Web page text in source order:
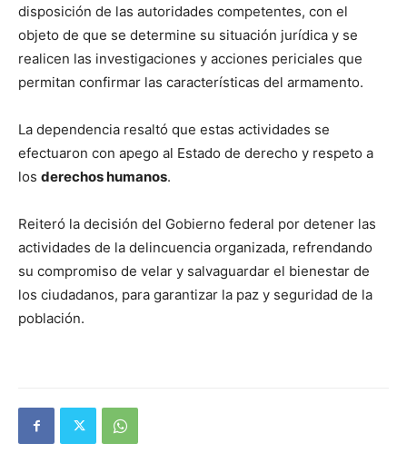
disposición de las autoridades competentes, con el
objeto de que se determine su situación jurídica y se
realicen las investigaciones y acciones periciales que
permitan confirmar las características del armamento.
La dependencia resaltó que estas actividades se
efectuaron con apego al Estado de derecho y respeto a
los derechos humanos.
Reiteró la decisión del Gobierno federal por detener las
actividades de la delincuencia organizada, refrendando
su compromiso de velar y salvaguardar el bienestar de
los ciudadanos, para garantizar la paz y seguridad de la
población.